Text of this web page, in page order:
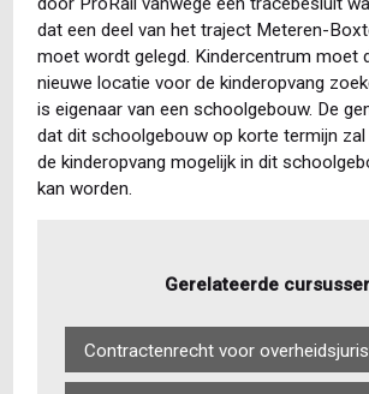
dat een deel van het traject Meteren-
moet wordt gelegd. Kindercentrum moet
nieuwe locatie voor de kinderopvang
is eigenaar van een schoolgebouw. De
dat dit schoolgebouw op korte termijn
de kinderopvang mogelijk in dit
kan worden.
Gerelateerde